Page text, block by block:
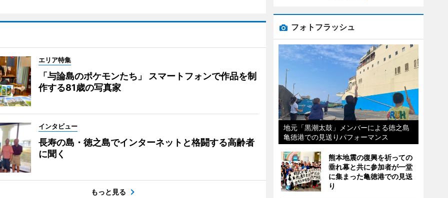
エリア特集
「与論島のポケモンたち」 スマートフォンで作品を制
作する81歳の写真家
インタビュー
長寿の島・徳之島でインターネットと格闘する高齢者
に聞く
もっと見る
フォトフラッシュ
地元「黒潮太鼓」メンバーによる徳之島
亀徳港での見送りパフォーマンス
熊本地震の復興を祈っての
垂れ幕と共に参加者が一堂
に集まった亀徳港での見送
り